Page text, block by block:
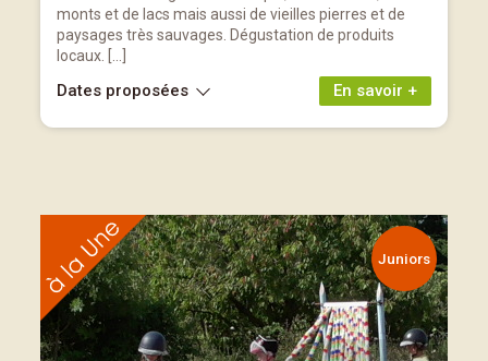
monts et de lacs mais aussi de vieilles pierres et de
paysages très sauvages. Dégustation de produits
locaux. […]
En savoir +
Dates proposées
Juniors